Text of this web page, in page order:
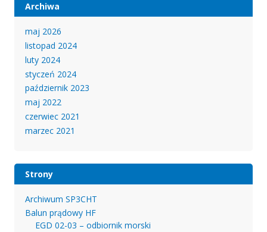
Archiwa
maj 2026
listopad 2024
luty 2024
styczeń 2024
październik 2023
maj 2022
czerwiec 2021
marzec 2021
Strony
Archiwum SP3CHT
Balun prądowy HF
EGD 02-03 – odbiornik morski